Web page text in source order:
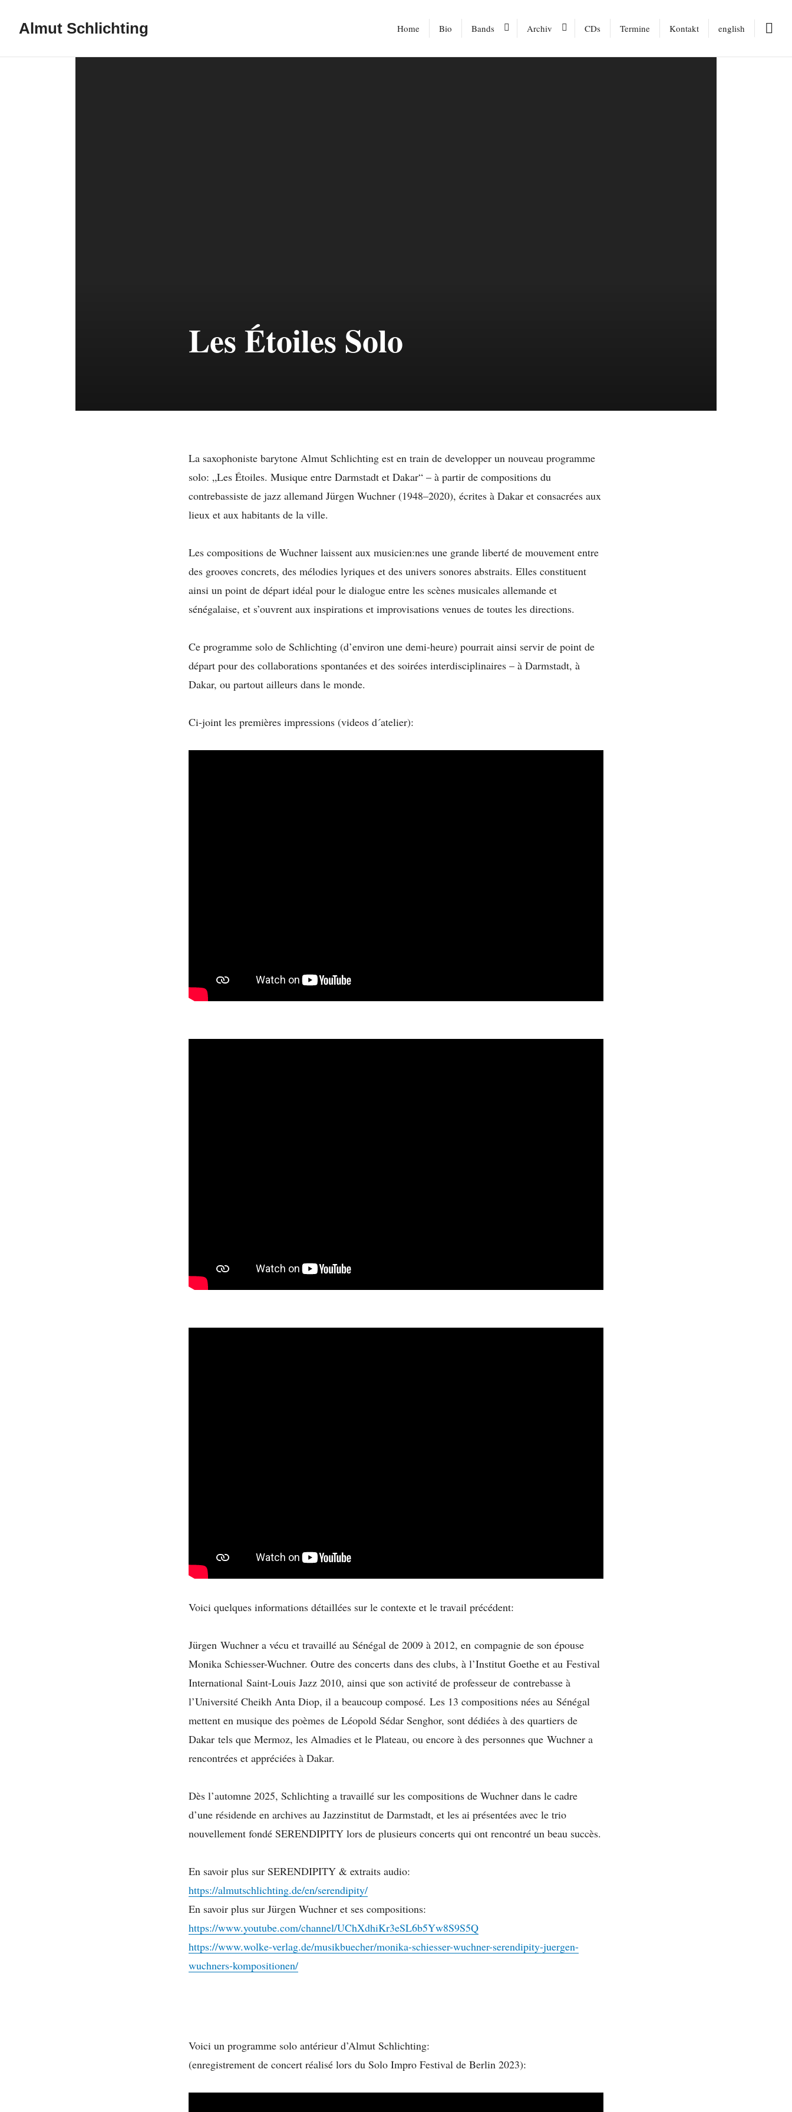
Almut Schlichting Home Bio Bands
Insomnia Brass Band
Archiv
Le Sorelle Blu
CDs Termine Kontakt english
Les Étoiles Solo
La saxophoniste barytone Almut Schlichting est en train de developper un nouveau programme
solo: „Les Étoiles. Musique entre Darmstadt et Dakar“ – à partir de compositions du
contrebassiste de jazz allemand Jürgen Wuchner (1948–2020), écrites à Dakar et consacrées aux
lieux et aux habitants de la ville.
Les compositions de Wuchner laissent aux musicien:nes une grande liberté de mouvement entre
des grooves concrets, des mélodies lyriques et des univers sonores abstraits. Elles constituent
ainsi un point de départ idéal pour le dialogue entre les scènes musicales allemande et
sénégalaise, et s’ouvrent aux inspirations et improvisations venues de toutes les directions.
Ce programme solo de Schlichting (d’environ une demi-heure) pourrait ainsi servir de point de
départ pour des collaborations spontanées et des soirées interdisciplinaires – à Darmstadt, à
Dakar, ou partout ailleurs dans le monde.
Ci-joint les premières impressions (videos d´atelier):
Voici quelques informations détaillées sur le contexte et le travail précédent:
Jürgen Wuchner a vécu et travaillé au Sénégal de 2009 à 2012, en compagnie de son épouse
Monika Schiesser-Wuchner. Outre des concerts dans des clubs, à l’Institut Goethe et au Festival
International Saint-Louis Jazz 2010, ainsi que son activité de professeur de contrebasse à
l’Université Cheikh Anta Diop, il a beaucoup composé. Les 13 compositions nées au Sénégal
mettent en musique des poèmes de Léopold Sédar Senghor, sont dédiées à des quartiers de
Dakar tels que Mermoz, les Almadies et le Plateau, ou encore à des personnes que Wuchner a
rencontrées et appréciées à Dakar.
Dès l’automne 2025, Schlichting a travaillé sur les compositions de Wuchner dans le cadre
d’une résidende en archives au Jazzinstitut de Darmstadt, et les ai présentées avec le trio
nouvellement fondé SERENDIPITY lors de plusieurs concerts qui ont rencontré un beau succès.
En savoir plus sur SERENDIPITY & extraits audio:
https://almutschlichting.de/en/serendipity/
En savoir plus sur Jürgen Wuchner et ses compositions:
https://www.youtube.com/channel/UChXdhiKr3eSL6b5Yw8S9S5Q
https://www.wolke-verlag.de/musikbuecher/monika-schiesser-wuchner-serendipity-juergen-
wuchners-kompositionen/
Voici un programme solo antérieur d’Almut Schlichting:
(enregistrement de concert réalisé lors du Solo Impro Festival de Berlin 2023):